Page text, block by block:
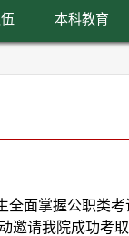
本科教育
全面掌握公职类
邀请我院成功考